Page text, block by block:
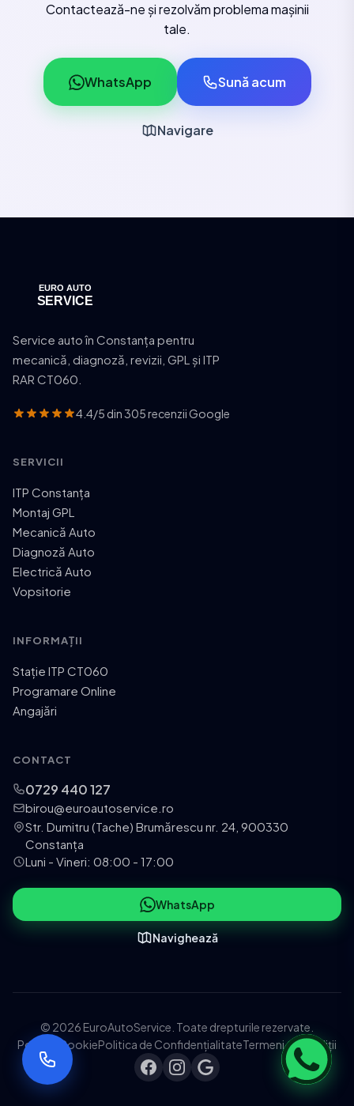
Contactează-ne și rezolvăm problema mașinii
tale.
WhatsApp Sună acum
Navigare
Service auto în Constanța pentru
mecanică, diagnoză, revizii, GPL și ITP
RAR CT060.
4.4/5 din 305 recenzii Google
SERVICII
ITP Constanța
Montaj GPL
Mecanică Auto
Diagnoză Auto
Electrică Auto
Vopsitorie
INFORMAȚII
Stație ITP CT060
Programare Online
Angajări
CONTACT
0729 440 127
birou@euroautoservice.ro
Str. Dumitru (Tache) Brumărescu nr. 24, 900330
Constanța
Luni - Vineri: 08:00 - 17:00
WhatsApp
Navighează
© 2026 EuroAutoService. Toate drepturile rezervate.
Politica CookiePolitica de ConfidențialitateTermeni și Condiții